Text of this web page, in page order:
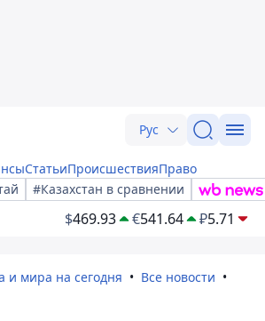
Рус
СтатьиПроисшествияПраво
#Казахстан в сравнении
$469.93 €541.64 ₽5.71
и мира на сегодня
Все новости